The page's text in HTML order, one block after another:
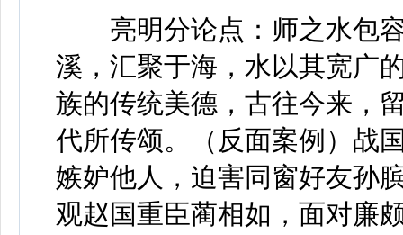
亮明分论点：师之水包容
溪，汇聚于海，水以其宽广
族的传统美德，古往今来，
代所传颂。（反面案例）战
嫉妒他人，迫害同窗好友孙
观赵国重臣蔺相如，面对廉